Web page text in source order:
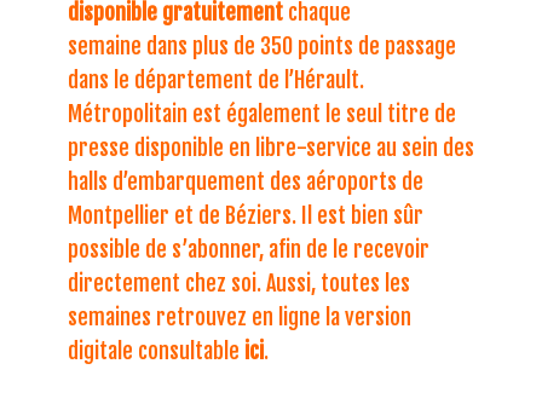
disponible gratuitement chaque
semaine dans plus de 350 points de passage
dans le département de l’Hérault.
Métropolitain est également le seul titre de
presse disponible en libre-service au sein des
halls d’embarquement des aéroports de
Montpellier et de Béziers. Il est bien sûr
possible de s’abonner, afin de le recevoir
directement chez soi. Aussi, toutes les
semaines retrouvez en ligne la version
digitale consultable ici.